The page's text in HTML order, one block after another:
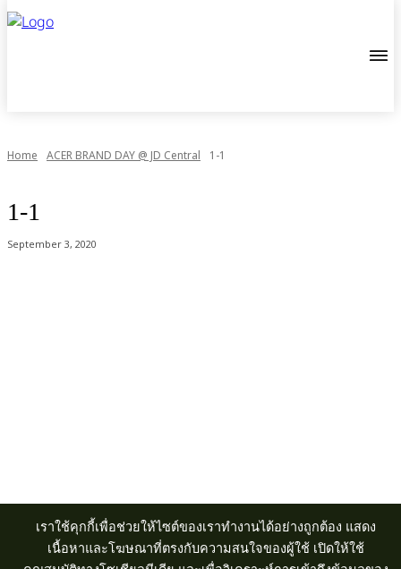
เราใช้คุกกี้เพื่อช่วยให้ไซต์ของเราทำงานได้อย่างถูกต้อง แสดง
เนื้อหาและโฆษณาที่ตรงกับความสนใจของผู้ใช้ เปิดให้ใช้
Home ACER BRAND DAY @ JD Central 1-1
1-1
September 3, 2020